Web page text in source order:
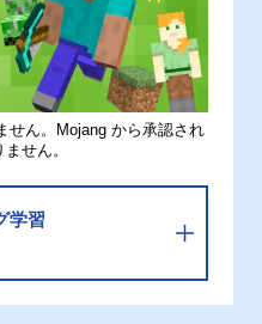
ん。Mojang から承認され
せん。
学習